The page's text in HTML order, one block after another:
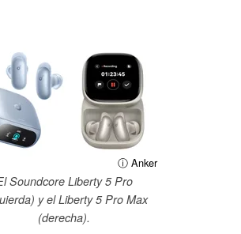
ⓘ Anker
Soundcore Liberty 5 Pro
y el Liberty 5 Pro Max
(derecha).